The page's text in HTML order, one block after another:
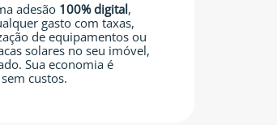
adesão 100% digital,
gasto com taxas,
de equipamentos ou
solares no seu imóvel,
Sua economia é
custos.